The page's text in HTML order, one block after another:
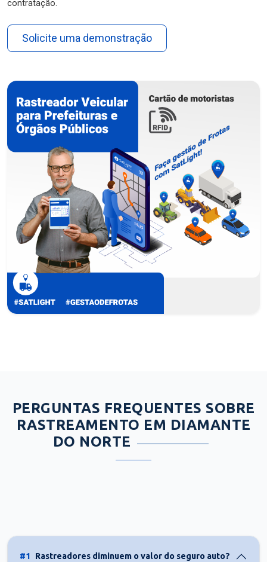
contratação.
Solicite uma demonstração
PERGUNTAS FREQUENTES SOBRE
RASTREAMENTO EM DIAMANTE
DO NORTE
#1 Rastreadores diminuem o valor do seguro auto?